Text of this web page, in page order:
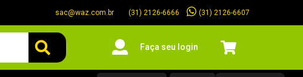
sac@waz.com.br (31) 2126-6666 (31) 2126-6607
Faça seu login